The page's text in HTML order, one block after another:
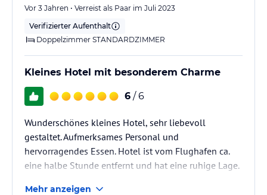
Vor 3 Jahren • Verreist als Paar im Juli 2023
Verifizierter Aufenthalt
Doppelzimmer STANDARDZIMMER
Kleines Hotel mit besonderem Charme
6 / 6
Wunderschönes kleines Hotel, sehr liebevoll
gestaltet. Aufmerksames Personal und
hervorragendes Essen. Hotel ist vom Flughafen ca.
eine halbe Stunde entfernt und hat eine ruhige Lage.
Mehr anzeigen